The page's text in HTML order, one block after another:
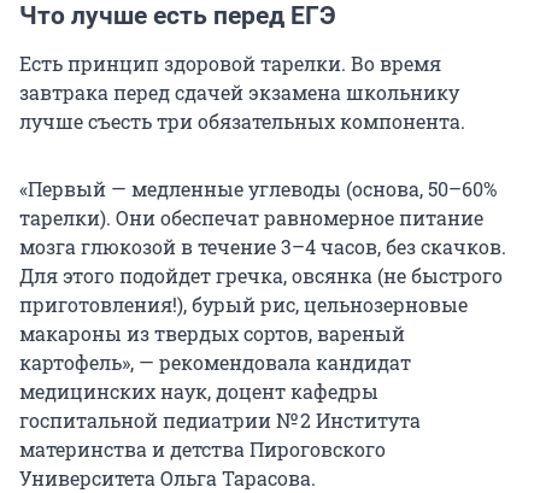
Что лучше есть перед ЕГЭ
Есть принцип здоровой тарелки. Во время
завтрака перед сдачей экзамена школьнику
лучше съесть три обязательных компонента.
«Первый — медленные углеводы (основа, 50–60%
тарелки). Они обеспечат равномерное питание
мозга глюкозой в течение 3–4 часов, без скачков.
Для этого подойдет гречка, овсянка (не быстрого
приготовления!), бурый рис, цельнозерновые
макароны из твердых сортов, вареный
картофель», — рекомендовала кандидат
медицинских наук, доцент кафедры
госпитальной педиатрии № 2 Института
материнства и детства Пироговского
Университета Ольга Тарасова.